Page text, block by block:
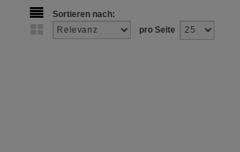
Sortieren nach:
pro Seite